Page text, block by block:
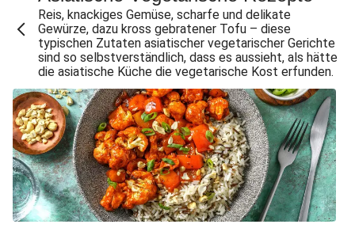
Crispy Chicken & Pommes aus dem Air-Fryer
Doppelt Chicken & Pommes aus dem Air-Fryer
Bio-Rindersteak in dunkler Zwiebelsoße
Knödel mit doppelt Bacon auf warmem Krautsalat
Gewürzte Aubergine mit Bulgur
Doppelt Lammhack-Köfte mit Dilldip
Crispy Schweinesteak & Pommes aus dem Air-Fryer
Bio-Schweinemedaillons in dunkler Zwiebelsoße
Klassisches Gulasch mit doppelt Schweinefilet
Reis, knackiges Gemüse, scharfe und delikate
Gewürze, dazu kross gebratener Tofu – diese
typischen Zutaten asiatischer vegetarischer Gerichte
sind so selbstverständlich, dass es aussieht, als hätte
die asiatische Küche die vegetarische Kost erfunden.